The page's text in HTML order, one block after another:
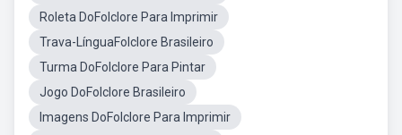
Roleta DoFolclore Para Imprimir
Trava-LínguaFolclore Brasileiro
Turma DoFolclore Para Pintar
Jogo DoFolclore Brasileiro
Imagens DoFolclore Para Imprimir